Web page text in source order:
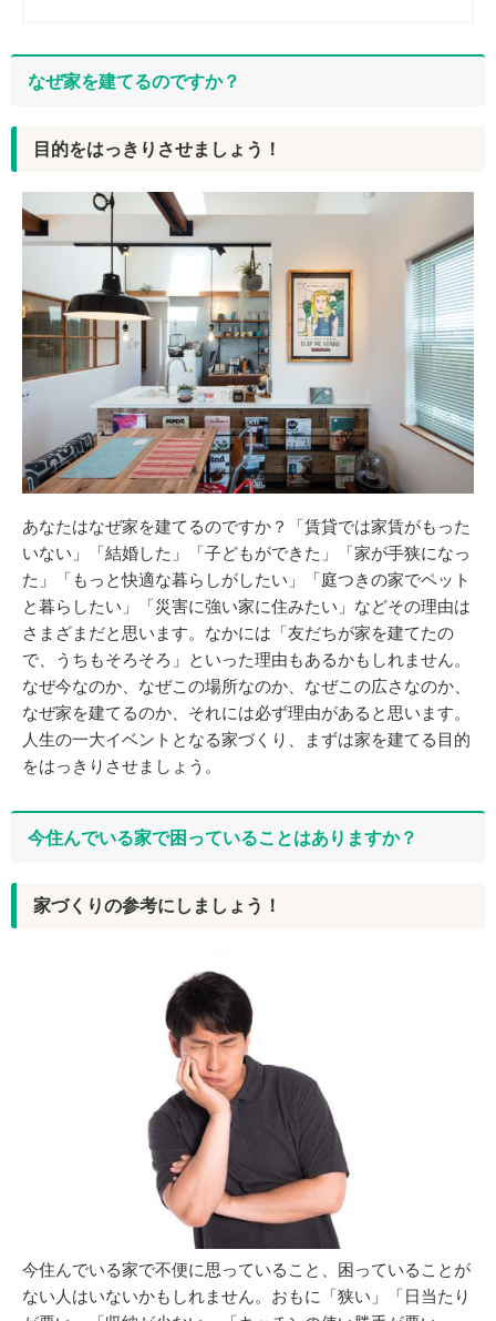
なぜ家を建てるのですか？
目的をはっきりさせましょう！
あなたはなぜ家を建てるのですか？「賃貸では家賃がもった
いない」「結婚した」「子どもができた」「家が手狭になっ
た」「もっと快適な暮らしがしたい」「庭つきの家でペット
と暮らしたい」「災害に強い家に住みたい」などその理由は
さまざまだと思います。なかには「友だちが家を建てたの
で、うちもそろそろ」といった理由もあるかもしれません。
なぜ今なのか、なぜこの場所なのか、なぜこの広さなのか、
なぜ家を建てるのか、それには必ず理由があると思います。
人生の一大イベントとなる家づくり、まずは家を建てる目的
をはっきりさせましょう。
今住んでいる家で困っていることはありますか？
家づくりの参考にしましょう！
今住んでいる家で不便に思っていること、困っていることが
ない人はいないかもしれません。おもに「狭い」「日当たり